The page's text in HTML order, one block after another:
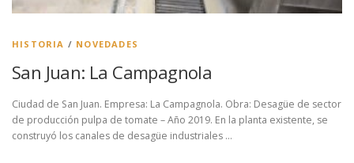
HISTORIA / NOVEDADES
San Juan: La Campagnola
Ciudad de San Juan. Empresa: La Campagnola. Obra: Desagüe de sector
de producción pulpa de tomate – Año 2019. En la planta existente, se
construyó los canales de desagüe industriales …